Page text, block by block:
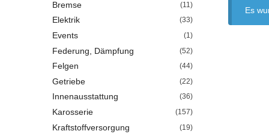
Es
Bremse (11)
Elektrik (33)
Events (1)
Federung, Dämpfung (52)
Felgen (44)
Getriebe (22)
Innenausstattung (36)
Karosserie (157)
Kraftstoffversorgung (19)